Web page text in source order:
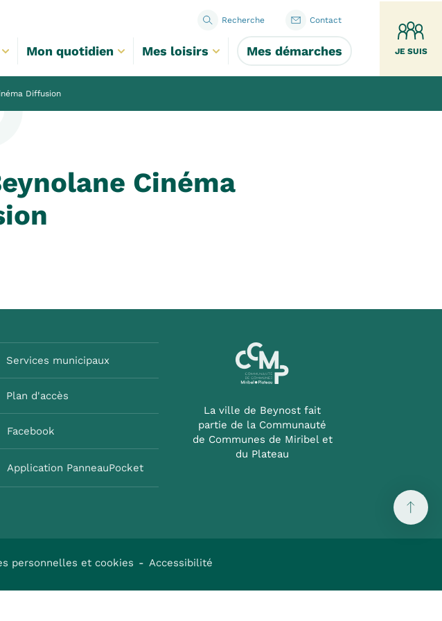
Mon quotidien Mes loisirs Mes démarches
Recherche Contact
JE SUIS
Diffusion
Cinéma
Services municipaux
Plan d'accès
Facebook
Application PanneauPocket
La ville de Beynost fait
partie de la Communauté
de Communes de Miribel et
du Plateau
personnelles et cookies Accessibilité